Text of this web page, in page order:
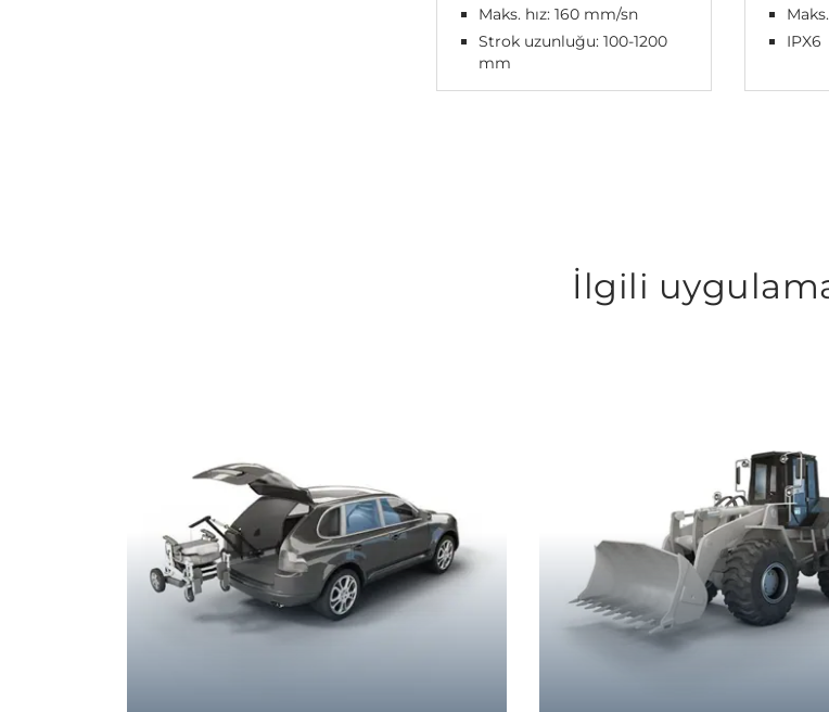
Maks. hız: 160 mm/sn
Strok uzunluğu: 100-1200
mm
IPX6
İlgili